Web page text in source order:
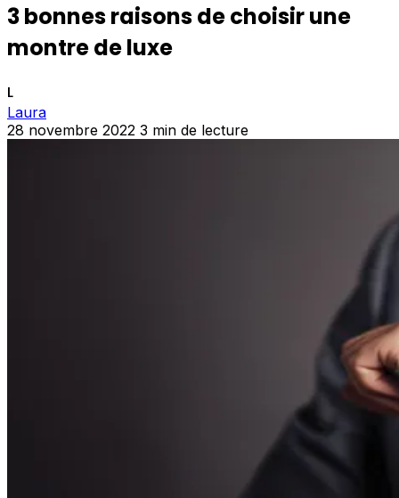
3 bonnes raisons de choisir une
montre de luxe
L
Laura
28 novembre 2022 3 min de lecture